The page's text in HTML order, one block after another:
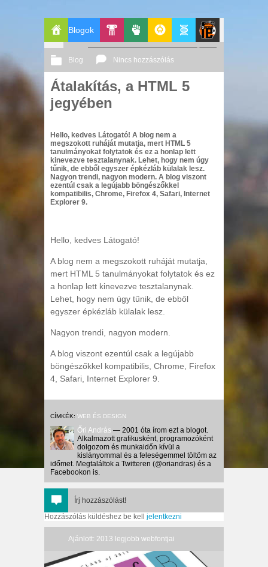
Főoldal
Blogok
Pop-
Blog Nincs hozzászólás
2011 04. 19. Őri András
Átalakítás, a HTML 5
jegyében
Hello, kedves Látogató! A blog nem a
megszokott ruháját mutatja, mert HTML 5
tanulmányokat folytatok és ez a honlap lett
kinevezve tesztalanynak. Lehet, hogy nem úgy
tűnik, de ebből egyszer épkézláb külalak lesz.
Nagyon trendi, nagyon modern. A blog viszont
ezentúl csak a legújabb böngészőkkel
kompatibilis, Chrome, Firefox 4, Safari, Internet
Explorer 9.
Hello, kedves Látogató!
A blog nem a megszokott ruháját mutatja,
mert HTML 5 tanulmányokat folytatok és ez
a honlap lett kinevezve tesztalanynak.
Lehet, hogy nem úgy tűnik, de ebből
egyszer épkézláb külalak lesz.
Nagyon trendi, nagyon modern.
A blog viszont ezentúl csak a legújabb
böngészőkkel kompatibilis, Chrome, Firefox
4, Safari, Internet Explorer 9.
CÍMKÉK: WEB ÉS DESIGN
Őri András — 2001 óta írom ezt a blogot.
Alkalmazott grafikusként, programozóként
dolgozom és munkaidőn kívül a
kislányommal és a feleségemmel töltöm az
időmet. Megtaláltok a Twitteren (@oriandras) és a
Facebookon is.
Írj hozzászólást!
Hozzászólás küldéshez be kell jelentkezni
Ajánlott: 2013 legjobb webfontjai